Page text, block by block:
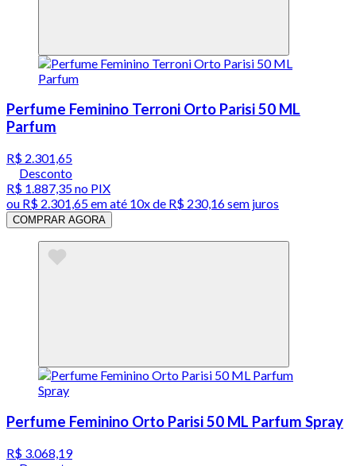
Perfume Feminino Terroni Orto Parisi 50 ML
Parfum
R$ 2.301,65
Desconto
R$ 1.887,35no PIX
ou R$ 2.301,65em até 10x de R$ 230,16 sem juros
COMPRAR AGORA
Perfume Feminino Orto Parisi 50 ML Parfum Spray
R$ 3.068,19